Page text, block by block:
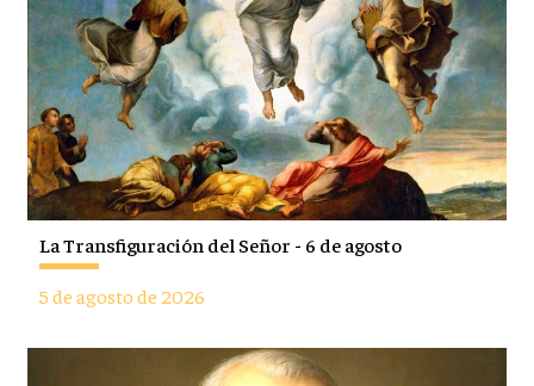
La Transfiguración del Señor - 6 de agosto
5 de agosto de 2026